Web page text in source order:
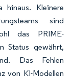
hinaus. Kleinere
sind
das PRIME-
Status gewährt,
Das Fehlen
von KI-Modellen